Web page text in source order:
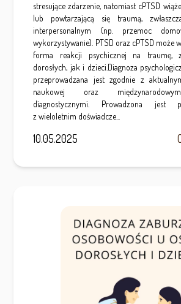
stresujące zdarzenie, natomiast cPTSD
lub powtarzającą się traumą,
interpersonalnym (np. przemoc
wykorzystywanie). PTSD oraz cPTSD może
forma reakcji psychicznej na traumę,
dorosłych, jak i dzieci.Diagnoza
przeprowadzana jest zgodnie z
naukowej oraz
diagnostycznymi. Prowadzona jest
z wieloletnim doświadcze...
10.05.2025